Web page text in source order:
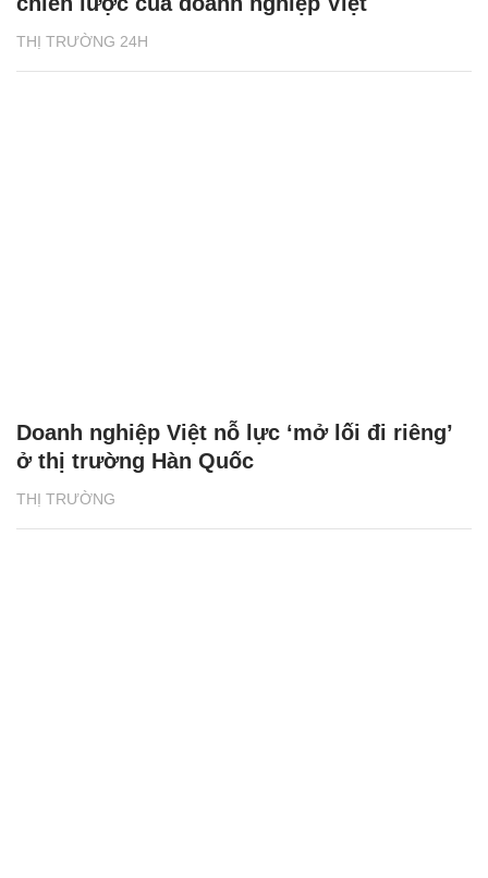
THỊ TRƯỜNG 24H
THỊ TRƯỜNG
Doanh nghiệp Việt nỗ lực ‘mở lối đi riêng’
ở thị trường Hàn Quốc